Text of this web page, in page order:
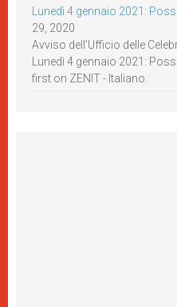
Lunedì 4 gennaio 2021:
29, 2020
Avviso dell’Ufficio delle
Lunedì 4 gennaio 2021:
first on ZENIT - Italiano.